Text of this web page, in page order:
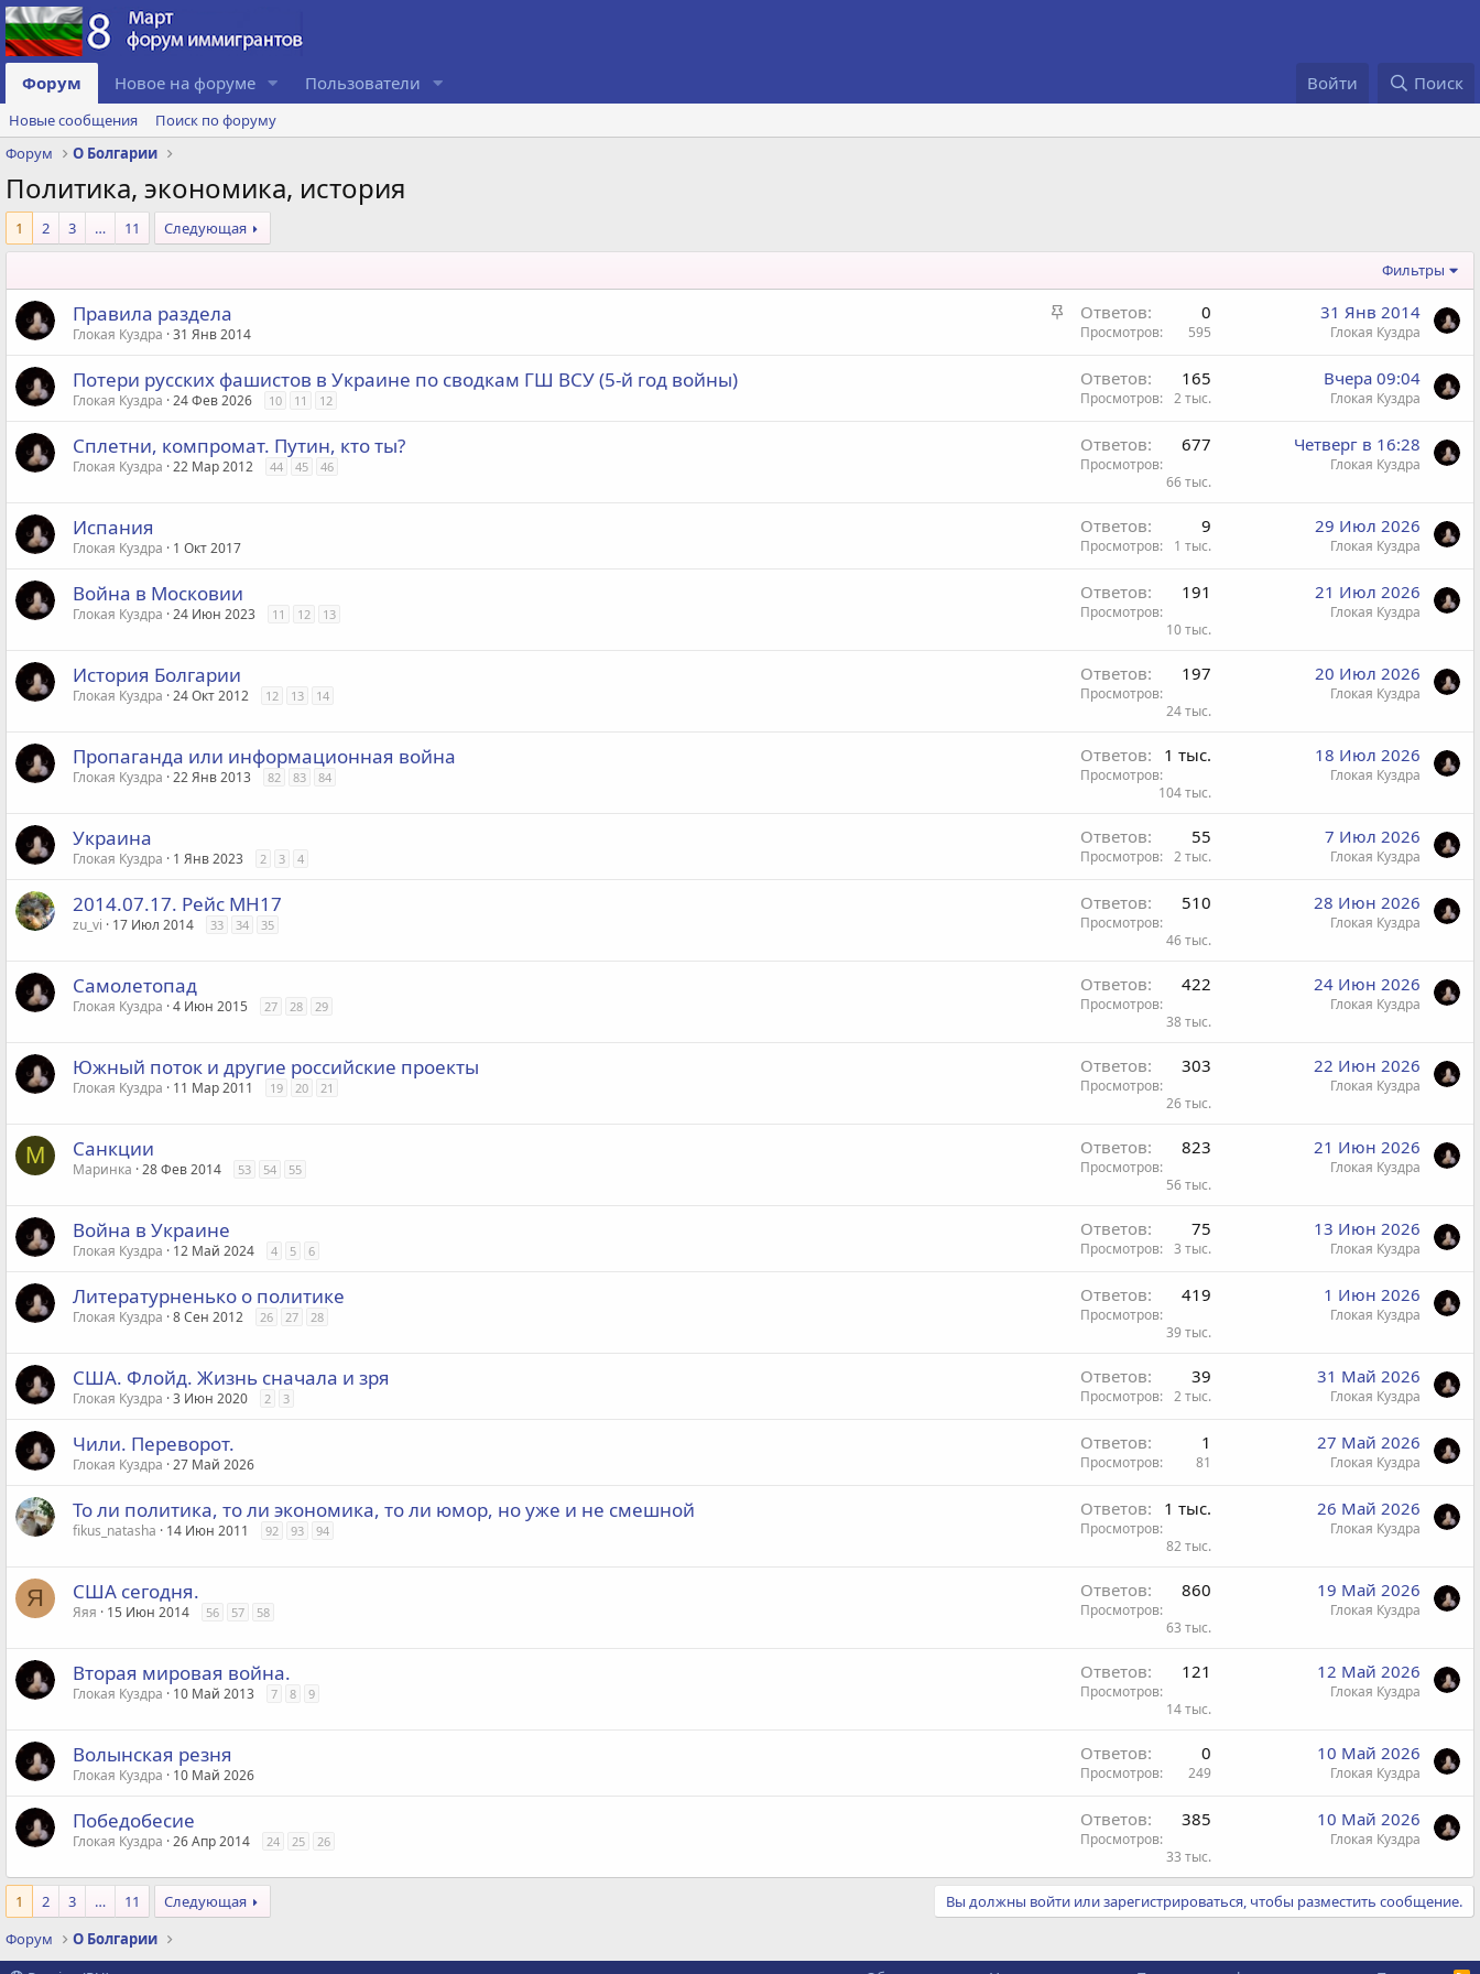
Форум Новое на форуме Пользователи Войти Поиск
Новые сообщения
Поиск по форуму
Форум
О Болгарии
Политика, экономика, история
1 2 3 … 11 Следующая
Фильтры
В
Правила раздела
Глокая Куздра 31 Янв 2014
Ответов 0
Просмотров 595
31 Янв 2014
Глокая Куздра
Потери русских фашистов в Украине по сводкам ГШ ВСУ (5-й год войны)
Глокая Куздра 24 Фев 2026 10 11 12
Ответов 165
Просмотров 2 тыс.
Вчера 09:04
Глокая Куздра
Сплетни, компромат. Путин, кто ты?
Глокая Куздра 22 Мар 2012 44 45 46
Ответов 677
Просмотров
66 тыс.
Четверг в 16:28
Глокая Куздра
Испания
Глокая Куздра 1 Окт 2017
Ответов 9
Просмотров 1 тыс.
29 Июл 2026
Глокая Куздра
Война в Московии
Глокая Куздра 24 Июн 2023 11 12 13
Ответов 191
Просмотров
10 тыс.
21 Июл 2026
Глокая Куздра
История Болгарии
Глокая Куздра 24 Окт 2012 12 13 14
Ответов 197
Просмотров
24 тыс.
20 Июл 2026
Глокая Куздра
Пропаганда или информационная война
Глокая Куздра 22 Янв 2013 82 83 84
Ответов 1 тыс.
Просмотров
104 тыс.
18 Июл 2026
Глокая Куздра
Украина
Глокая Куздра 1 Янв 2023 2 3 4
Ответов 55
Просмотров 2 тыс.
7 Июл 2026
Глокая Куздра
2014.07.17. Рейс MH17
zu_vi 17 Июл 2014 33 34 35
Ответов 510
Просмотров
46 тыс.
28 Июн 2026
Глокая Куздра
Самолетопад
Глокая Куздра 4 Июн 2015 27 28 29
Ответов 422
Просмотров
38 тыс.
24 Июн 2026
Глокая Куздра
Южный поток и другие российские проекты
Глокая Куздра 11 Мар 2011 19 20 21
Ответов 303
Просмотров
26 тыс.
22 Июн 2026
Глокая Куздра
М Санкции
Маринка 28 Фев 2014 53 54 55
Ответов 823
Просмотров
56 тыс.
21 Июн 2026
Глокая Куздра
Война в Украине
Глокая Куздра 12 Май 2024 4 5 6
Ответов 75
Просмотров 3 тыс.
13 Июн 2026
Глокая Куздра
Литературненько о политике
Глокая Куздра 8 Сен 2012 26 27 28
Ответов 419
Просмотров
39 тыс.
1 Июн 2026
Глокая Куздра
США. Флойд. Жизнь сначала и зря
Глокая Куздра 3 Июн 2020 2 3
Ответов 39
Просмотров 2 тыс.
31 Май 2026
Глокая Куздра
Чили. Переворот.
Глокая Куздра 27 Май 2026
Ответов 1
Просмотров 81
27 Май 2026
Глокая Куздра
То ли политика, то ли экономика, то ли юмор, но уже и не смешной
fikus_natasha 14 Июн 2011 92 93 94
Ответов 1 тыс.
Просмотров
82 тыс.
26 Май 2026
Глокая Куздра
Я США сегодня.
Яяя 15 Июн 2014 56 57 58
Ответов 860
Просмотров
63 тыс.
19 Май 2026
Глокая Куздра
Вторая мировая война.
Глокая Куздра 10 Май 2013 7 8 9
Ответов 121
Просмотров
14 тыс.
12 Май 2026
Глокая Куздра
Волынская резня
Глокая Куздра 10 Май 2026
Ответов 0
Просмотров 249
10 Май 2026
Глокая Куздра
Победобесие
Глокая Куздра 26 Апр 2014 24 25 26
Ответов 385
Просмотров
33 тыс.
10 Май 2026
Глокая Куздра
1 2 3 … 11 Следующая
Вы должны войти или зарегистрироваться, чтобы разместить сообщение.
Форум
О Болгарии